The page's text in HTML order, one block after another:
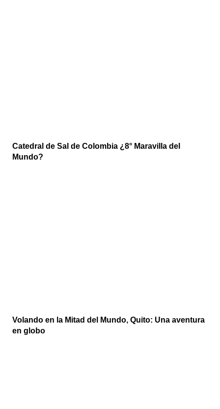
Catedral de Sal de Colombia ¿8° Maravilla del
Mundo?
Volando en la Mitad del Mundo, Quito: Una aventura
en globo